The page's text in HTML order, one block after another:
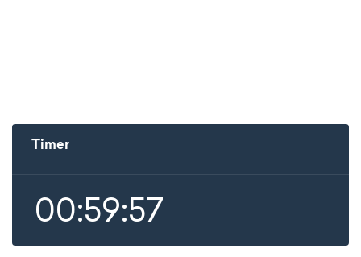
Timer
00:59:57